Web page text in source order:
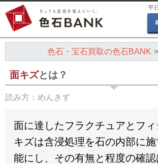
平
色石・宝石買取の色石BANK
面キズとは？
読み方： めんきず
面に達したフラクチュアとフ
キズは含浸処理を石の内部に
能にし、その有無と程度の確